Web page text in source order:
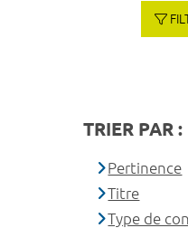
TRIER PAR :
Pertinence
Titre
Type de